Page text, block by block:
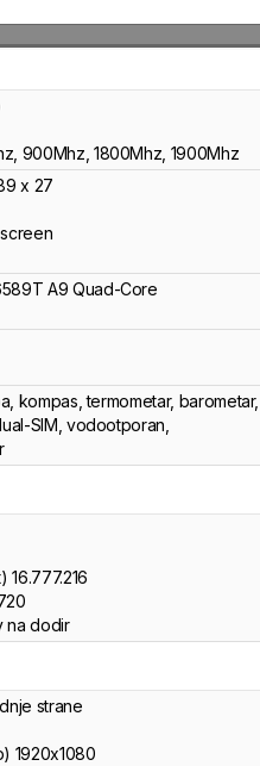
900Mhz, 1800Mhz, 1900Mhz
x 27
A9 Quad-Core
kompas, termometar, barometar,
SIM, vodootporan,
16.777.216
na dodir
strane
1920x1080